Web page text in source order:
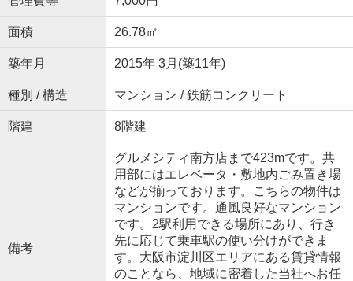
面積 26.78㎡
築年月 2015年 3月(築11年)
種別 / 構造 マンション / 鉄筋コンクリート
階建 8階建
備考
グルメシティ南方店まで423mです。共
用部にはエレベータ・敷地内ごみ置き場
などが揃っております。こちらの物件は
マンションです。通風良好なマンション
です。2駅利用できる場所にあり、行き
先に応じて乗車駅の使い分けができま
す。大阪市淀川区エリアにある賃貸情報
のことなら、地域に密着した当社へお任